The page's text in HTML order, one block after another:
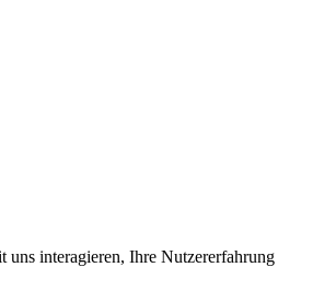
uns interagieren, Ihre Nutzererfahrung